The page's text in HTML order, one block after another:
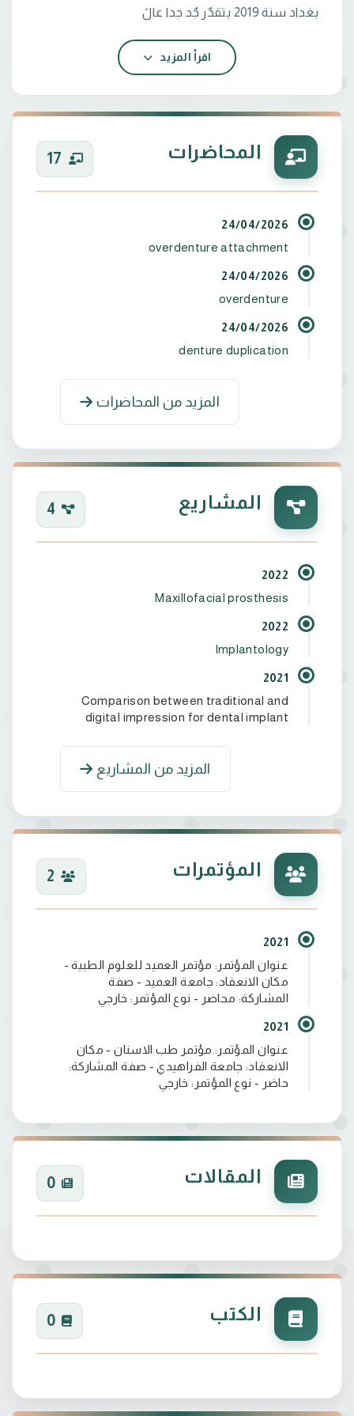
بغداد سنة 2019 بتقدٌر جٌد جدا عالً
و الاول على دفعة الماجستٌر
 معيد في العيادات التعليمية في كلية طب الاسنان /
جامعة بابل لمدة 6 اشهر.
 طبيب اسنان اختصاص في المركز التخصصً لطب
 تدريسي لمدة عام في جامعة العميد كلية طب
# و حاليا تدريسي في كلية المستقبل قسم طب
مصر العربية
 شهادة مشاركة حشوات التجميليةز
(Effect of Addition of Composite Polyamide
Micro بعنوان مقالة نشر 
Some Mechanical
Properties of Room Temperature Vulcanized
Elastomer Before and after Artificial Aging) in
Indian Journal of
Forensic Medicine & Toxicology with 8 H index Q3
اقرأ المزيد
المحاضرات 17
24/04/2026
overdenture attachment
24/04/2026
overdenture
24/04/2026
denture duplication
المزيد من المحاضرات
المشاريع 4
2022
Maxillofacial prosthesis
2022
Implantology
2021
Comparison between traditional and
digital impression for dental implant
المزيد من المشاريع
المؤتمرات 2
2021
عنوان المؤتمر: مؤتمر العميد للعلوم الطبية -
مكان الانعقاد: جامعة العميد - صفة
المشاركة: محاضر - نوع المؤتمر: خارجي
2021
عنوان المؤتمر: مؤتمر طب الاسنان - مكان
الانعقاد: جامعة الفراهيدي - صفة المشاركة:
حاضر - نوع المؤتمر: خارجي
المقالات 0
الكتب 0